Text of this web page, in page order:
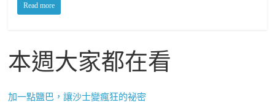
Read more
本週大家都在看
加一點鹽巴，讓沙士變瘋狂的祕密